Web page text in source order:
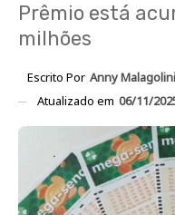
Prêmio está
milhões
Escrito Por Anny Malagolini
Atualizado em 06/11/